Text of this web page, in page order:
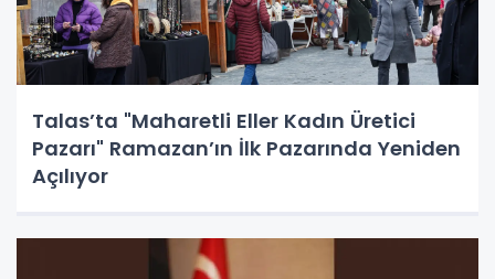
Talas’ta "Maharetli Eller Kadın Üretici
Pazarı" Ramazan’ın İlk Pazarında Yeniden
Açılıyor